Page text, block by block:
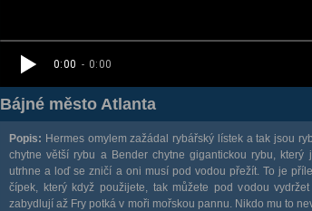
Bájné město Atlanta
Popis: Hermes omylem zažádal rybářský lístek a tak jsou
chytne větší rybu a Bender chytne gigantickou rybu,
utrhne a loď se zničí a oni musí pod vodou přežít. To je
čípek, který když použijete, tak můžete pod vodou
zabydlují až Fry potká v moři mořskou pannu. Nikdo mu to